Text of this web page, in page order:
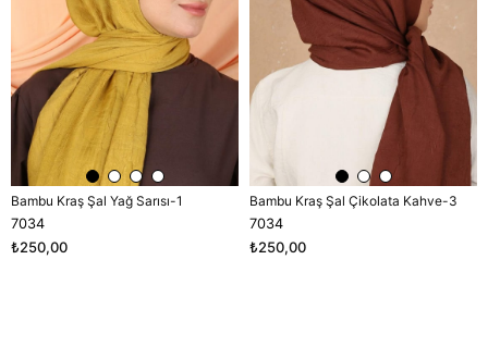
Bambu Kraş Şal Yağ Sarısı-1
7034
₺250,00
Bambu Kraş Şal Çikolata Kahve-3
7034
₺250,00